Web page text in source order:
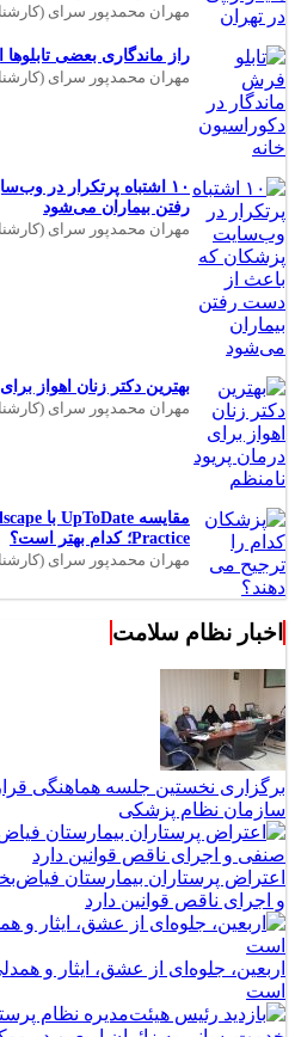
مهران محمدپور سرای
راز ماندگاری بعضی
مهران محمدپور سرای
۱۰ اشتباه پرتکرار در
رفتن بیماران می‌شود
مهران محمدپور سرای
بهترین دکتر زنان اهواز
مهران محمدپور سرای
Practice؛ کدام بهتر است؟
مهران محمدپور سرای
اخبار نظام سلامت
برگزاری نخستین جلسه هماهنگی
سازمان نظام پزشکی
اعتراض پرستاران بیمارستان
و اجرای ناقص قوانین دارد
اربعین، جلوه‌ای از عشق، ایثار و
است